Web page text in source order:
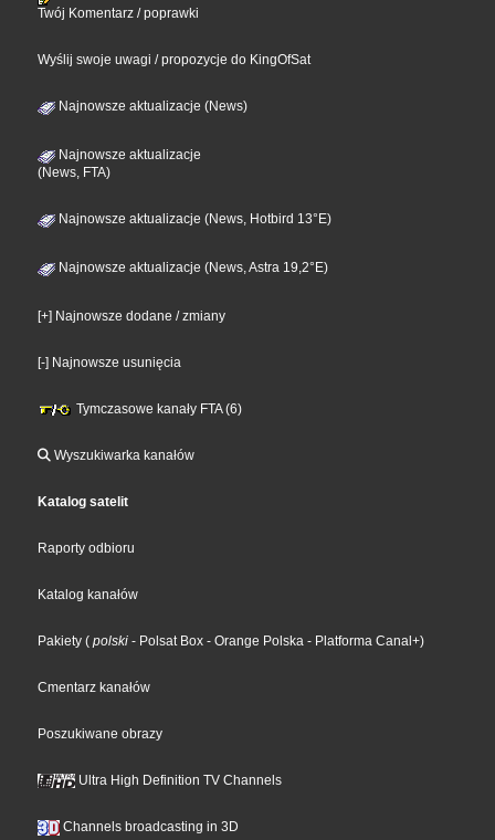
Twój Komentarz / poprawki
Wyślij swoje uwagi / propozycje do KingOfSat
Najnowsze aktualizacje (News)
Najnowsze aktualizacje
(News, FTA)
Najnowsze aktualizacje (News, Hotbird 13°E)
Najnowsze aktualizacje (News, Astra 19,2°E)
[+] Najnowsze dodane / zmiany
[-] Najnowsze usunięcia
Tymczasowe kanały FTA (6)
Wyszukiwarka kanałów
Katalog satelit
Raporty odbioru
Katalog kanałów
Pakiety ( polski - Polsat Box - Orange Polska - Platforma Canal+)
Cmentarz kanałów
Poszukiwane obrazy
Ultra High Definition TV Channels
Channels broadcasting in 3D